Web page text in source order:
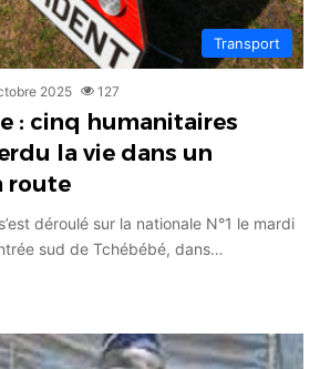
Transport
2025 127
: cinq humanitaires
la vie dans un
route
déroulé sur la nationale N°1 le mardi
sud de Tchébébé, dans…